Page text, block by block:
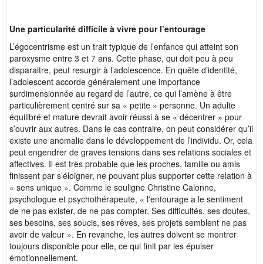
Une particularité difficile à vivre pour l’entourage
L’égocentrisme est un trait typique de l’enfance qui atteint son
paroxysme entre 3 et 7 ans. Cette phase, qui doit peu à peu
disparaitre, peut resurgir à l’adolescence. En quête d’identité,
l’adolescent accorde généralement une importance
surdimensionnée au regard de l’autre, ce qui l’amène à être
particulièrement centré sur sa « petite » personne. Un adulte
équilibré et mature devrait avoir réussi à se « décentrer » pour
s’ouvrir aux autres. Dans le cas contraire, on peut considérer qu’il
existe une anomalie dans le développement de l’individu. Or, cela
peut engendrer de graves tensions dans ses relations sociales et
affectives. Il est très probable que les proches, famille ou amis
finissent par s’éloigner, ne pouvant plus supporter cette relation à
« sens unique ». Comme le souligne Christine Calonne,
psychologue et psychothérapeute, « l'entourage a le sentiment
de ne pas exister, de ne pas compter. Ses difficultés, ses doutes,
ses besoins, ses soucis, ses rêves, ses projets semblent ne pas
avoir de valeur ». En revanche, les autres doivent se montrer
toujours disponible pour elle, ce qui finit par les épuiser
émotionnellement.